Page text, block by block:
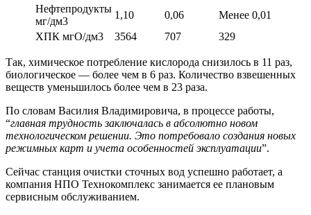
Нефтепродукты
мг/дм3
1,10 0,06
Менее 0,01
ХПК мгО/дм3
3564 707 329
Так, химическое потребление кислорода снизилось в 11 раз,
биологическое — более чем в 6 раз. Количество взвешенных
веществ уменьшилось более чем в 23 раза.
По словам Василия Владимировича, в процессе работы,
“главная трудность заключалась в абсолютно новом
технологическом решении. Это потребовало создания новых
режимных карт и учета особенностей эксплуатации”.
Сейчас станция очистки сточных вод успешно работает, а
компания НПО Технокомплекс занимается ее плановым
сервисным обслуживанием.